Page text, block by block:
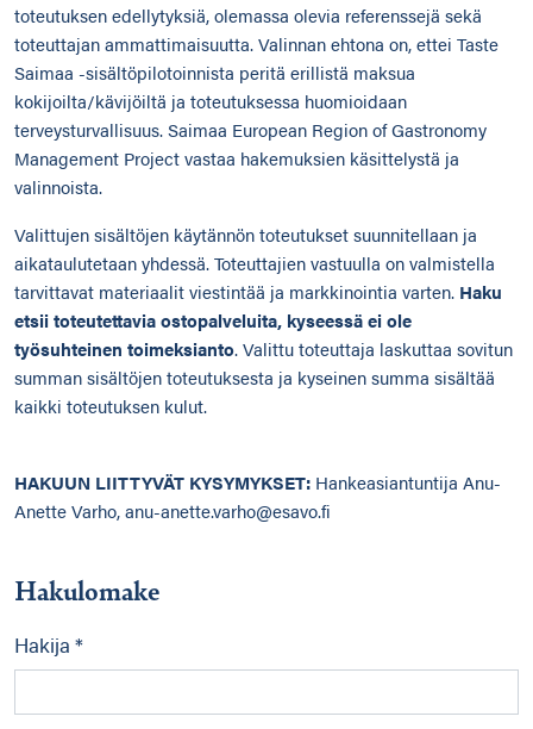
toteutuksen edellytyksiä, olemassa olevia referenssejä sekä
toteuttajan ammattimaisuutta. Valinnan ehtona on, ettei Taste
Saimaa -sisältöpilotoinnista peritä erillistä maksua
kokijoilta/kävijöiltä ja toteutuksessa huomioidaan
terveysturvallisuus. Saimaa European Region of Gastronomy
Management Project vastaa hakemuksien käsittelystä ja
valinnoista.
Valittujen sisältöjen käytännön toteutukset suunnitellaan ja
aikataulutetaan yhdessä. Toteuttajien vastuulla on valmistella
tarvittavat materiaalit viestintää ja markkinointia varten. Haku
etsii toteutettavia ostopalveluita, kyseessä ei ole
työsuhteinen toimeksianto. Valittu toteuttaja laskuttaa sovitun
summan sisältöjen toteutuksesta ja kyseinen summa sisältää
kaikki toteutuksen kulut.
HAKUUN LIITTYVÄT KYSYMYKSET: Hankeasiantuntija Anu-
Anette Varho, anu-anette.varho@esavo.fi
Hakulomake
Hakija *